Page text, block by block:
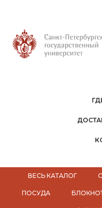
ВЕСЬ КАТАЛОГ
ПОСУДА